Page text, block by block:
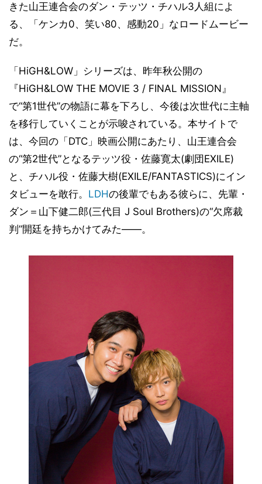
きた山王連合会のダン・テッツ・チハル3人組によ
る、「ケンカ0、笑い80、感動20」なロードムービー
だ。
「HiGH&LOW」シリーズは、昨年秋公開の
『HiGH&LOW THE MOVIE 3 / FINAL MISSION』
で“第1世代”の物語に幕を下ろし、今後は次世代に主軸
を移行していくことが示唆されている。本サイトで
は、今回の「DTC」映画公開にあたり、山王連合会
の“第2世代”となるテッツ役・佐藤寛太(劇団EXILE)
と、チハル役・佐藤大樹(EXILE/FANTASTICS)にイン
タビューを敢行。 LDHの後輩でもある彼らに、先輩・
ダン＝山下健二郎(三代目 J Soul Brothers)の“欠席裁
判”開廷を持ちかけてみた――。